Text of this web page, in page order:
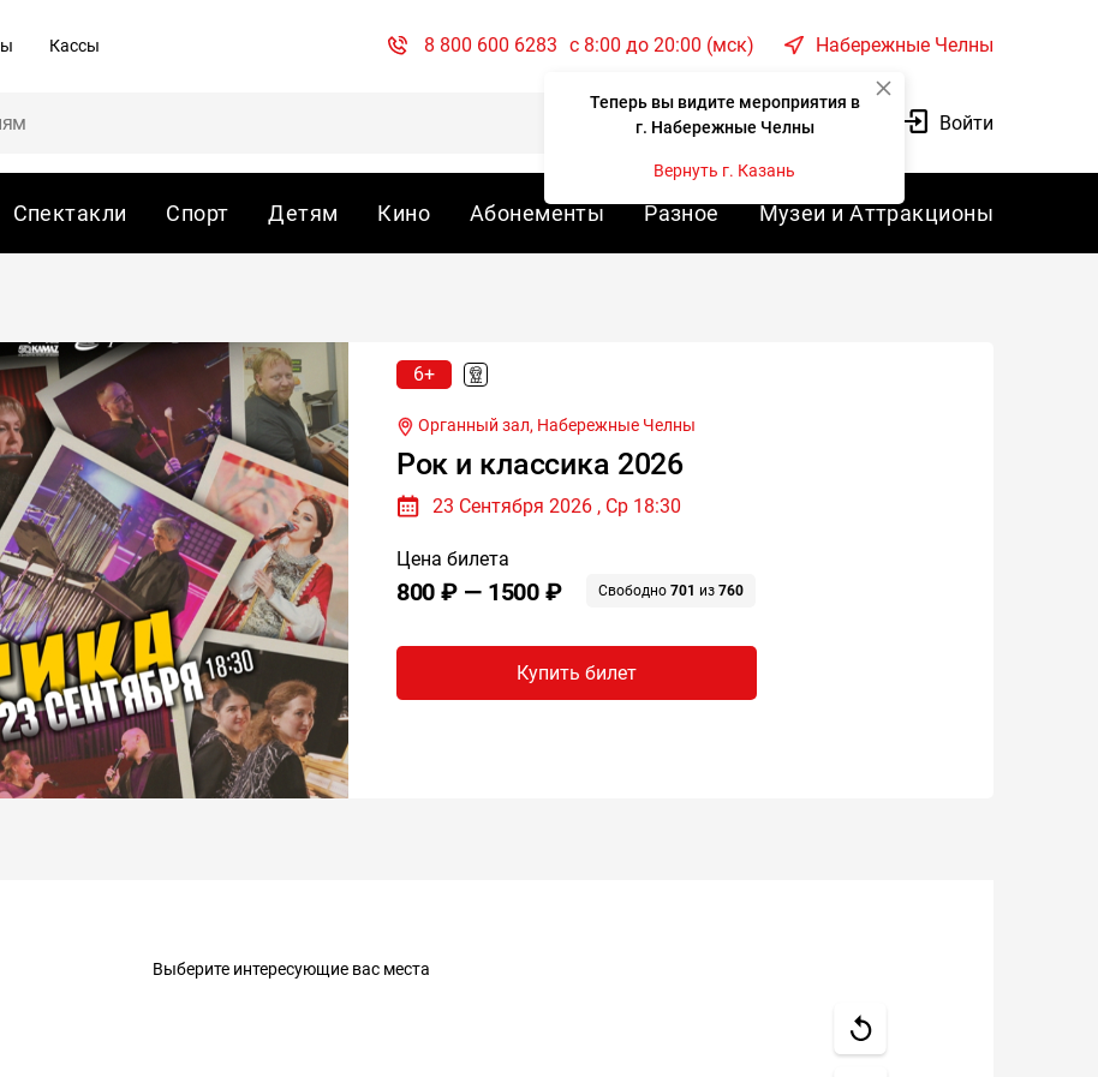
Кассы 8 800 600 6283 c 8:00 до 20:00 (мск) Набережные Челны
Теперь вы видите мероприятия в
г. Набережные Челны
Вернуть г. Казань
Корзина Войти
Спектакли Спорт Детям Кино Абонементы Разное Музеи и Аттракционы
6+
Органный зал, Набережные Челны
Рок и классика 2026
23 Сентября 2026 , Ср 18:30
Цена билета
800 ₽ — 1500 ₽ Свободно701 из760
Купить билет
Выберите интересующие вас места